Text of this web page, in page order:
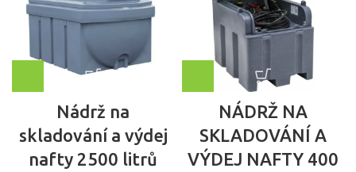
Nádrž na
skladování a výdej
nafty 2500 litrů
NÁDRŽ NA
SKLADOVÁNÍ A
VÝDEJ NAFTY 400